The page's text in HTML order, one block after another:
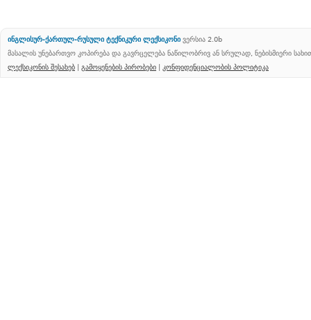
ინგლისურ-ქართულ-რუსული ტექნიკური ლექსიკონი ვერსია 2.0b
მასალის უნებართვო კოპირება და გავრცელება ნაწილობრივ ან სრულად, ნებისმიერი
ლექსიკონის შესახებ | გამოყენების პირობები | კონფიდენციალობის პოლიტიკა